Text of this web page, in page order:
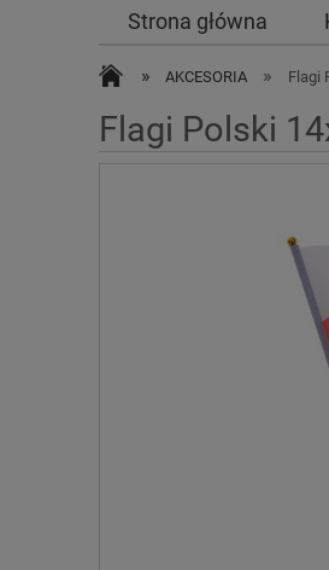
Strona główna
» AKCESORIA » Flagi
Flagi Polski